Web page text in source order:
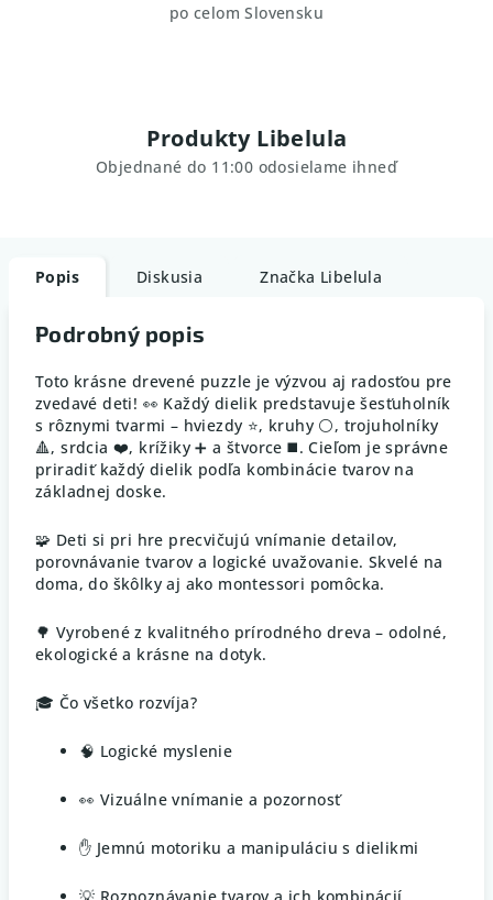
po celom Slovensku
Produkty Libelula
Objednané do 11:00 odosielame ihneď
Popis Diskusia Značka Libelula
Podrobný popis
Toto krásne drevené puzzle je výzvou aj radosťou pre
zvedavé deti! 👀 Každý dielik predstavuje šesťuholník
s rôznymi tvarmi – hviezdy ⭐, kruhy ⚪, trojuholníky
🔺, srdcia ❤️, krížiky ➕ a štvorce ◼️. Cieľom je správne
priradiť každý dielik podľa kombinácie tvarov na
základnej doske.
🧩 Deti si pri hre precvičujú vnímanie detailov,
porovnávanie tvarov a logické uvažovanie. Skvelé na
doma, do škôlky aj ako montessori pomôcka.
🌳 Vyrobené z kvalitného prírodného dreva – odolné,
ekologické a krásne na dotyk.
🎓 Čo všetko rozvíja?
🧠 Logické myslenie
👀 Vizuálne vnímanie a pozornosť
✋ Jemnú motoriku a manipuláciu s dielikmi